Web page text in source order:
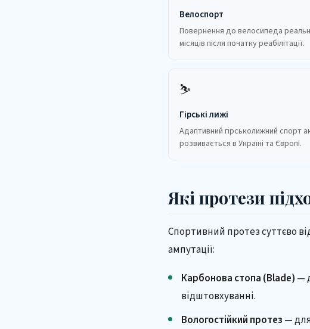
Велоспорт
Повернення до велосипеда
місяців після початку реабілітації.
⛷️
Гірські лижі
Адаптивний гірськолижний спорт
розвивається в Україні та Європі.
Які протези
Спортивний протез суттєво
ампутації:
Карбонова стопа (Blade) —
відштовхуванні.
Вологостійкий протез —